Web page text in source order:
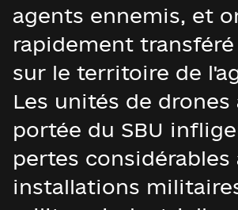
agents ennemis, et
rapidement
sur le territoire de
Les unités de drones
portée du SBU
pertes considérables
installations